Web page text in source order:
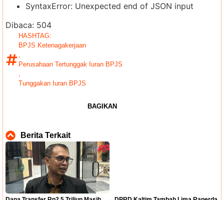
SyntaxError: Unexpected end of JSON input
Dibaca: 504
HASHTAG:
BPJS Ketenagakerjaan
,
Perusahaan Tertunggak Iuran BPJS
,
Tunggakan Iuran BPJS
BAGIKAN
Berita Terkait